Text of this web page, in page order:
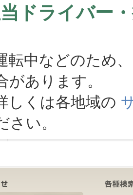
当ドライバー
中などのため
があります。
しくは各地域の
さい。